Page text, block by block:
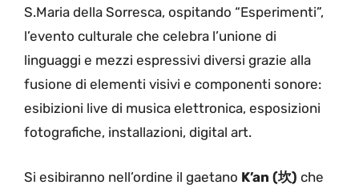
S.Maria della Sorresca, ospitando “Esperimenti”,
l’evento culturale che celebra l’unione di
linguaggi e mezzi espressivi diversi grazie alla
fusione di elementi visivi e componenti sonore:
esibizioni live di musica elettronica, esposizioni
fotografiche, installazioni, digital art.
Si esibiranno nell’ordine il gaetano K’an (坎) che